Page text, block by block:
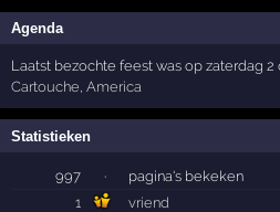
Agenda
Laatst bezochte feest was op zaterdag 2
Cartouche,America
Statistieken
997 ·
pagina's bekeken
1
vriend